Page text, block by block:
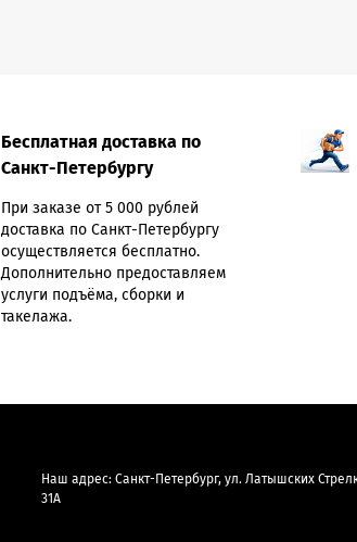
Бесплатная доставка по
Санкт-Петербургу
При заказе от 5 000 рублей
доставка по Санкт-Петербургу
осуществляется бесплатно.
Дополнительно предоставляем
услуги подъёма, сборки и
такелажа.
Наш адрес: Санкт-Петербург, ул. Латышских
31А